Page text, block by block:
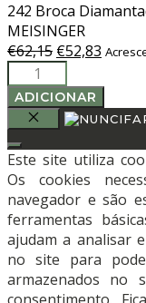
242 Broca
MEISINGER
€62,15 O
original
era:
€62,15.
€52,83 O
atual
é:
€52,83.
Quantidade
de
242
Broca
Diamantada
-
Redonda
-
HP
XL
-
Ø
ADICIONAR
Este site utiliza
Os cookies
navegador e são
ferramentas
ajudam a analisar
no site para
armazenados no